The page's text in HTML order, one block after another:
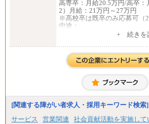
高専卒：月給20.5万円/高卒：
2）月給：21万円～27万円
※高校卒は既卒のみ応募可（
中途：
1）月給：21万円～25万円
+ 続きを
[関連する障がい者求人・採用キーワード検索]
サービス
営業関連 社会貢献活動を実施して